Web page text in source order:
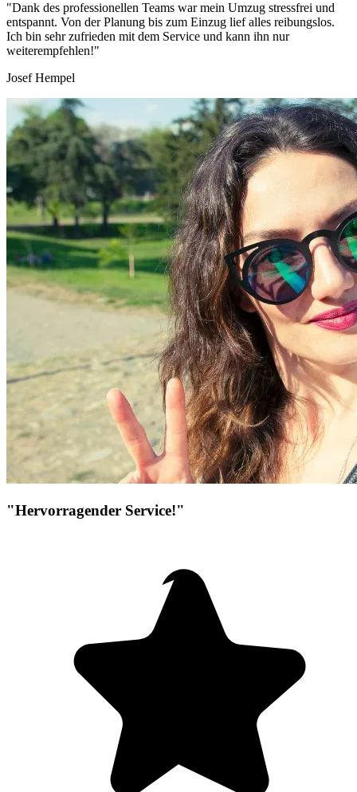
"Dank des professionellen Teams war mein Umzug stressfrei und
entspannt. Von der Planung bis zum Einzug lief alles reibungslos.
Ich bin sehr zufrieden mit dem Service und kann ihn nur
weiterempfehlen!"
Josef Hempel
"Hervorragender Service!"